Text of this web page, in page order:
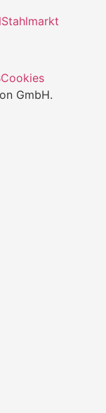
Stahlmarkt
Cookies
GmbH.